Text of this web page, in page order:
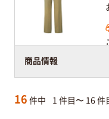
商品情報
16 件中 1 件目〜 16 件